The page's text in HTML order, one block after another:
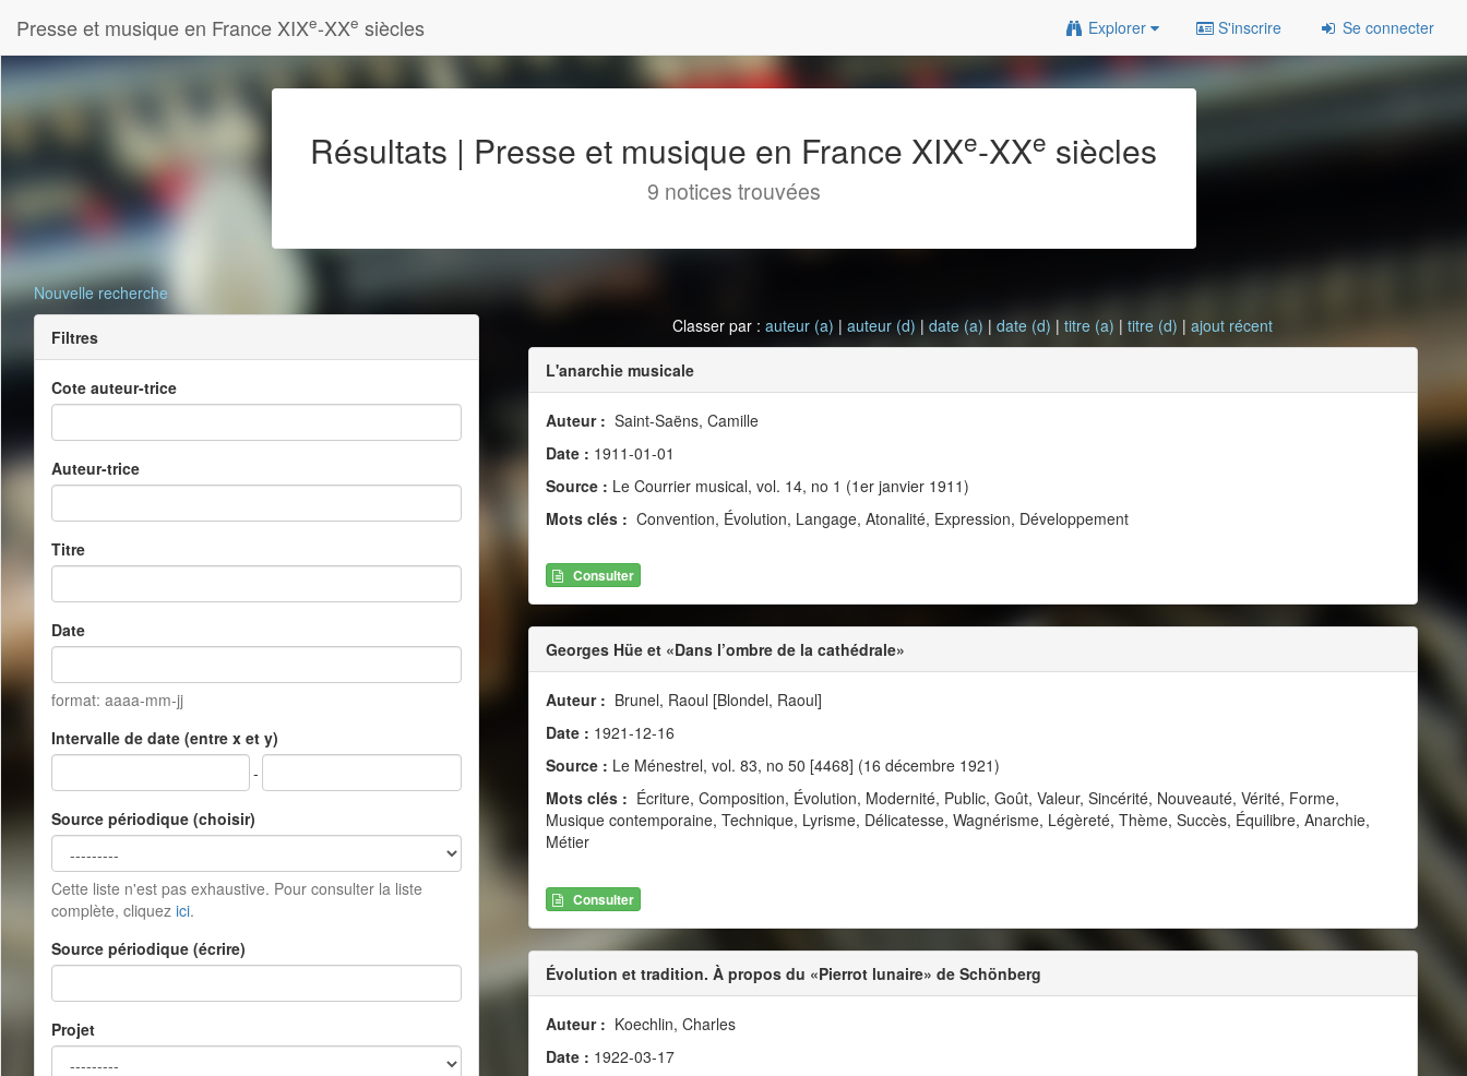
Presse et musique en France XIXe-XXe siècles Explorer S'inscrire Se connecter
Résultats | Presse et musique en France XIXe-XXe siècles
9 notices trouvées
Nouvelle recherche
Filtres
Cote auteur-trice
Auteur-trice
Titre
Date
format: aaaa-mm-jj
Intervalle de date (entre x et y)
-
Source périodique (choisir)
Cette liste n'est pas exhaustive. Pour consulter la liste
complète, cliquez ici.
Source périodique (écrire)
Projet
Classer par :auteur (a) |auteur (d) |date (a) |date (d) |titre (a) |titre (d) |ajout récent
L'anarchie musicale
Auteur : Saint-Saëns, Camille
Date : 1911-01-01
Source : Le Courrier musical, vol. 14, no 1 (1er janvier 1911)
Mots clés : Convention, Évolution, Langage, Atonalité, Expression, Développement
Consulter
Georges Hüe et «Dans l’ombre de la cathédrale»
Auteur : Brunel, Raoul [Blondel, Raoul]
Date : 1921-12-16
Source : Le Ménestrel, vol. 83, no 50 [4468] (16 décembre 1921)
Mots clés : Écriture, Composition, Évolution, Modernité, Public, Goût, Valeur, Sincérité, Nouveauté, Vérité, Forme,
Musique contemporaine, Technique, Lyrisme, Délicatesse, Wagnérisme, Légèreté, Thème, Succès, Équilibre, Anarchie,
Métier
Consulter
Évolution et tradition. À propos du «Pierrot lunaire» de Schönberg
Auteur : Koechlin, Charles
Date : 1922-03-17